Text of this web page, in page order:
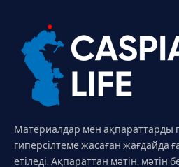
Материалдар мен ақпараттарды
гиперсілтеме жасаған жағдайда
етіледі. Ақпараттан мәтін, мәтін